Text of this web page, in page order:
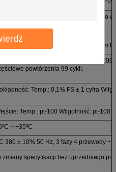
7-calowy panel dotykowy LCD, do
operacyjny: uruchomiony program
pamięci: 120 programów,
powtórzenia 99 cykli.
Temp.: 0,1% FS ± 1 cyfra
Temp.: pt-100 Wilgotność: pt-100
~ +35ºC
380 ± 10% 50 Hz, 3 fazy 4 przewody +
zmiany specyfikacji bez uprzedniego